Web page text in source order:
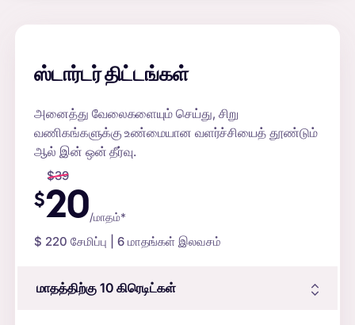
ஸ்டார்டர் திட்டங்கள்
அனைத்து வேலைகளையும் செய்து, சிறு
வணிகங்களுக்கு உண்மையான வளர்ச்சியைத் தூண்டும்
ஆல் இன் ஒன் தீர்வு.
$39
$20/மாதம்*
$ 220 சேமிப்பு | 6 மாதங்கள் இலவசம்
மாதத்திற்கு 10 கிரெடிட்கள்